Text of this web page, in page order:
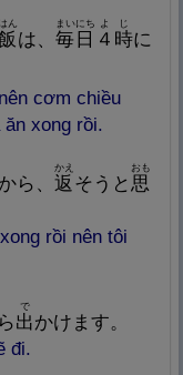
ん
は、 毎 日
まいにち
４
よ
時
じ
に
cơm chiều
xong rồi.
から、 返
Nghĩa: Trả lại, phản hồi
かえ
そうと 思
おも
rồi nên tôi
出
で
かけます。
đi.